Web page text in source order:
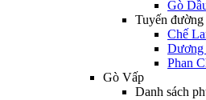
Gò
Tuyến
Chế
Phan
Gò Vấp
Danh sách